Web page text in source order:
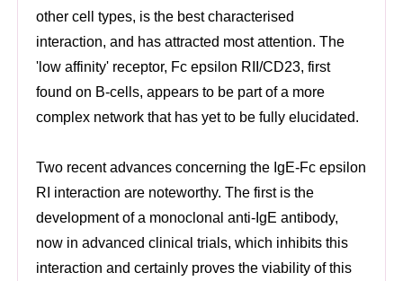
other cell types, is the best characterised
interaction, and has attracted most attention. The
'low affinity' receptor, Fc epsilon RII/CD23, first
found on B-cells, appears to be part of a more
complex network that has yet to be fully elucidated.
Two recent advances concerning the IgE-Fc epsilon
RI interaction are noteworthy. The first is the
development of a monoclonal anti-IgE antibody,
now in advanced clinical trials, which inhibits this
interaction and certainly proves the viability of this